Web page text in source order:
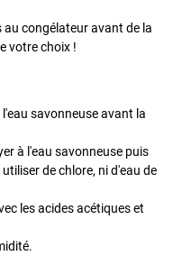
au congélateur avant de la
votre choix !
savonneuse avant la
à l'eau savonneuse puis
de chlore, ni d'eau de
les acides acétiques et